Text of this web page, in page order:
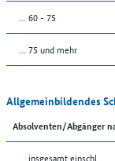
... 60 - 75
... 75 und mehr
Allgemeinbildendes
Absolventen/Abgänger
... insgesamt einschl.